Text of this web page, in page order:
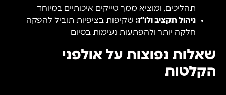
תהליכים, ומוציא ממך טייקים איכותיים במיוחד
ניהול תקציב ולו”ז: שקיפות בציפיות תוביל להפקה
חלקה יותר ולהפתעות נעימות בסיום
שאלות נפוצות על אולפני
הקלטות